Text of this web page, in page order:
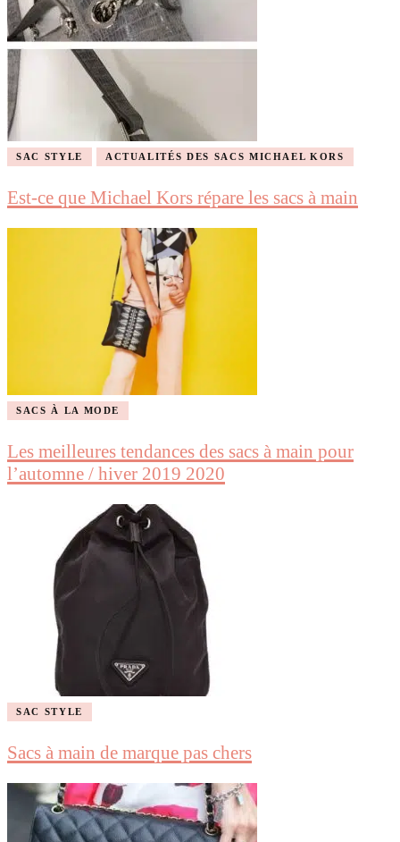
SAC STYLE ACTUALITÉS DES SACS MICHAEL KORS
Est-ce que Michael Kors répare les sacs à main
SACS À LA MODE
Les meilleures tendances des sacs à main pour
l’automne / hiver 2019 2020
SAC STYLE
Sacs à main de marque pas chers